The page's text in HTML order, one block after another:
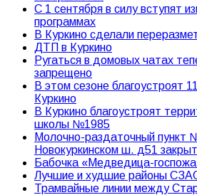
С 1 сентября в силу вступят
программах
В Куркино сделали
ДТП в Куркино
Ругаться в домовых чатах
запрещено
В этом сезоне благоустроят
Куркино
В Куркино благоустроят
школы №1985
Молочно-раздаточный пункт
Новокуркинском ш. д51
Бабочка «Медведица-
Лучшие и худшие районы
Трамвайные линии между